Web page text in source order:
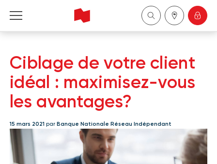
English
Ciblage de votre client
idéal : maximisez-vous
les avantages?
15 mars 2021 par Banque Nationale Réseau Indépendant